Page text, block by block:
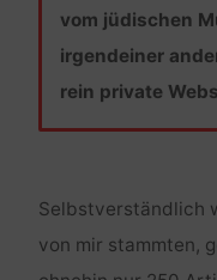
vom jüdischen
irgendeiner
rein private
Selbstverständlich
von mir stammten,